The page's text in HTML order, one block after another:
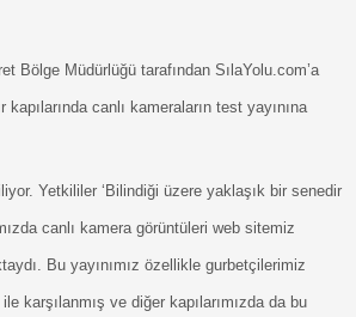
Bölge Müdürlüğü tarafından SılaYolu.com’a
kapılarında canlı kameraların test yayınına
Yetkililer ‘Bilindiği üzere yaklaşık bir senedir
canlı kamera görüntüleri web sitemiz
Bu yayınımız özellikle gurbetçilerimiz
karşılanmış ve diğer kapılarımızda da bu